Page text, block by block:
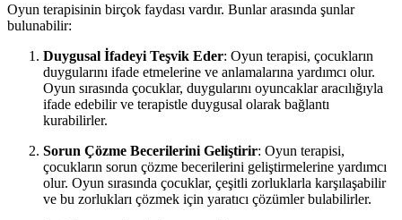
Oyun terapisinin birçok faydası vardır. Bunlar arasında şunlar
bulunabilir:
Duygusal İfadeyi Teşvik Eder: Oyun terapisi, çocukların
duygularını ifade etmelerine ve anlamalarına yardımcı olur.
Oyun sırasında çocuklar, duygularını oyuncaklar aracılığıyla
ifade edebilir ve terapistle duygusal olarak bağlantı
kurabilirler.
Sorun Çözme Becerilerini Geliştirir: Oyun terapisi,
çocukların sorun çözme becerilerini geliştirmelerine yardımcı
olur. Oyun sırasında çocuklar, çeşitli zorluklarla karşılaşabilir
ve bu zorlukları çözmek için yaratıcı çözümler bulabilirler.